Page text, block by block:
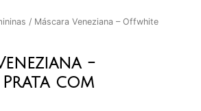
/ Máscara Veneziana – Offwhite
-
com